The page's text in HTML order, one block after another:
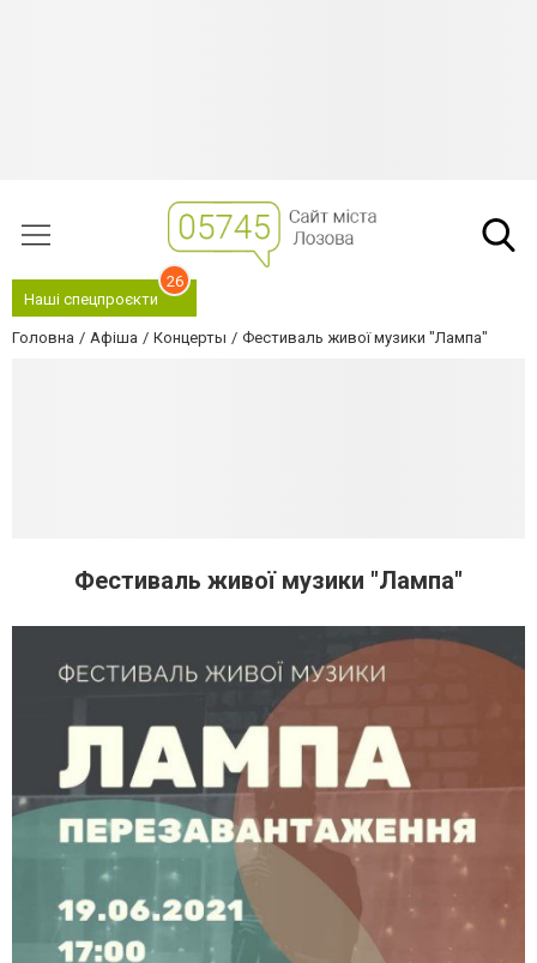
Наші спецпроєкти
26
Головна Афіша Концерты Фестиваль живої музики "Лампа"
Фестиваль живої музики "Лампа"